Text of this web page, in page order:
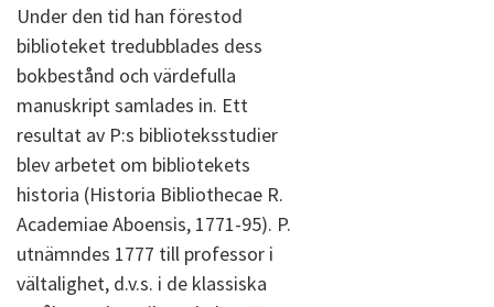
Under den tid han förestod
biblioteket tredubblades dess
bokbestånd och värdefulla
manuskript samlades in. Ett
resultat av P:s biblioteksstudier
blev arbetet om bibliotekets
historia (Historia Bibliothecae R.
Academiae Aboensis, 1771-95). P.
utnämndes 1777 till professor i
vältalighet, d.v.s. i de klassiska